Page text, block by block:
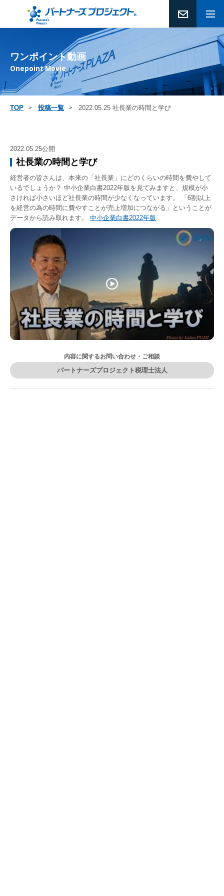
ワンポイント動画
Onepoint Movie
TOP 投稿一覧 2022.05.25 社長業の時間と学び
2022.05.25公開
社長業の時間と学び
経営者の皆さんは、本来の「社長業」にどのくらいの時間を費やして
いるでしょうか？ 中小企業白書2022年版を見てみますと、規模が小
さければ小さいほど社長業の時間が少なくなっています。
「6割以上
を経営の為の時間に費やすことが売上増加につながる」ということが
データから読み取れます。
中小企業白書2022年版
内容に関するお問い合わせ・ご相談
パートナーズプロジェクト税理士法人